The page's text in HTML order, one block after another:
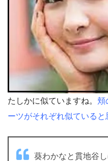
たしかに似ていますね。 頬
ーツがそれぞれ似ていると
葵わかなと貫地谷